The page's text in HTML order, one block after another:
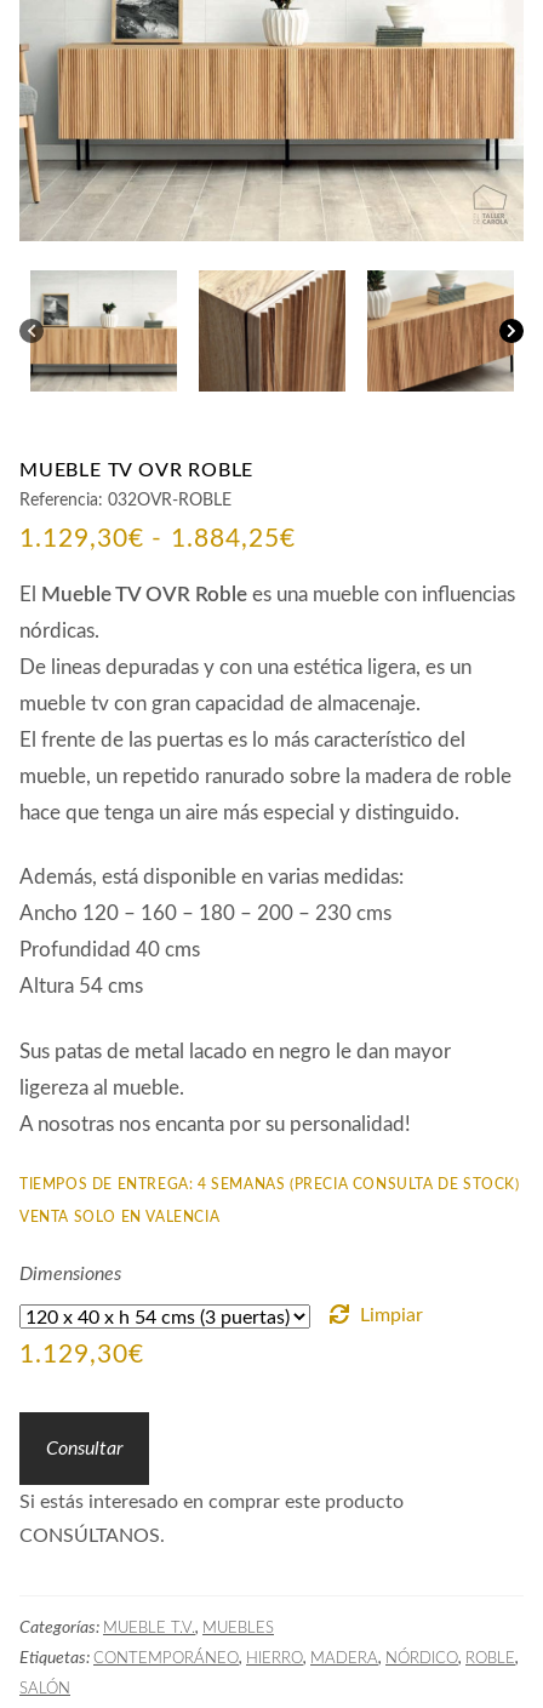
CONTACTO
MUEBLE TV OVR ROBLE
Referencia: 032OVR-ROBLE
1.129,30€ - 1.884,25€Rango
desde
1.129,30€
hasta
1.884,25€
El Mueble TV OVR Roble es una mueble con influencias
nórdicas.
De lineas depuradas y con una estética ligera, es un
mueble tv con gran capacidad de almacenaje.
El frente de las puertas es lo más característico del
mueble, un repetido ranurado sobre la madera de roble
hace que tenga un aire más especial y distinguido.
Además, está disponible en varias medidas:
Ancho 120 – 160 – 180 – 200 – 230 cms
Profundidad 40 cms
Altura 54 cms
Sus patas de metal lacado en negro le dan mayor
ligereza al mueble.
A nosotras nos encanta por su personalidad!
TIEMPOS DE ENTREGA: 4 SEMANAS (PRECIA CONSULTA DE STOCK)
VENTA SOLO EN VALENCIA
Dimensiones
Limpiar
1.129,30€
Consultar
Si estás interesado en comprar este producto
CONSÚLTANOS.
Categorías: MUEBLE T.V., MUEBLES
Etiquetas: CONTEMPORÁNEO, HIERRO, MADERA, NÓRDICO, ROBLE,
SALÓN